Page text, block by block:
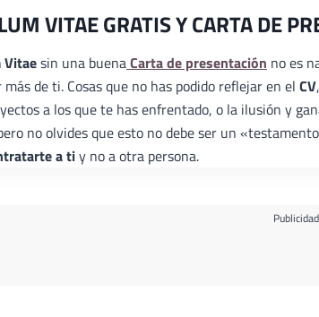
VITAE GRATIS Y CARTA DE
Vitaesin una buenaCarta de presentación no es
de ti. Cosas que no has podido reflejar en el CV
a los que te has enfrentado, o la ilusión y
no olvides que esto no debe ser un
a tiy no a otra persona.
Publicidad